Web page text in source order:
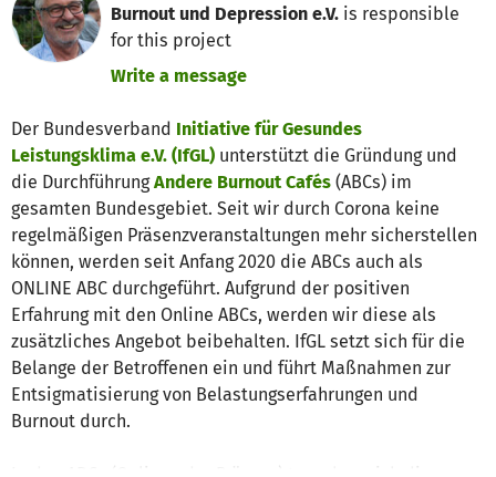
Burnout und Depression e.V. is responsible
for this project
Write a message
Der Bundesverband Initiative für Gesundes
Leistungsklima e.V. (IfGL) unterstützt die Gründung und
die DurchführungAndere Burnout Cafés (ABCs) im
gesamten Bundesgebiet. Seit wir durch Corona keine
regelmäßigen Präsenzveranstaltungen mehr sicherstellen
können, werden seit Anfang 2020 die ABCs auch als
ONLINE ABC durchgeführt. Aufgrund der positiven
Erfahrung mit den Online ABCs, werden wir diese als
zusätzliches Angebot beibehalten. IfGL setzt sich für die
Belange der Betroffenen ein und führt Maßnahmen zur
Entsigmatisierung von Belastungserfahrungen und
Burnout durch.